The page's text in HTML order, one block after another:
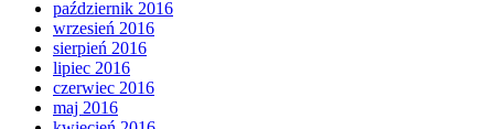
październik 2016
wrzesień 2016
sierpień 2016
lipiec 2016
czerwiec 2016
maj 2016